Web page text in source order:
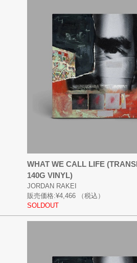
WHAT WE CALL LIFE
140G VINYL)
JORDAN RAKEI
販売価格:¥4,466
（税込）
SOLDOUT